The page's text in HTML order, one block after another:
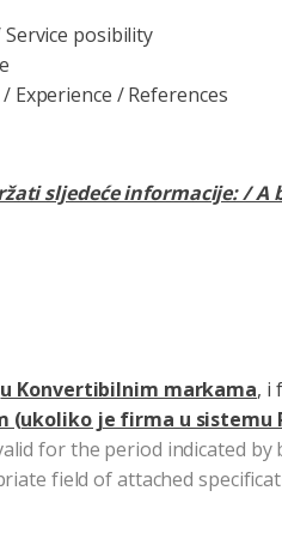
posibility
/ References
sljedeće informacije: /
u Konvertibilnim markama, i
(ukoliko je firma u sistemu
for the period indicated
field of attached